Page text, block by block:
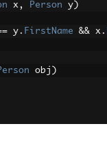
x, Person y )
y . FirstName && x .
obj )